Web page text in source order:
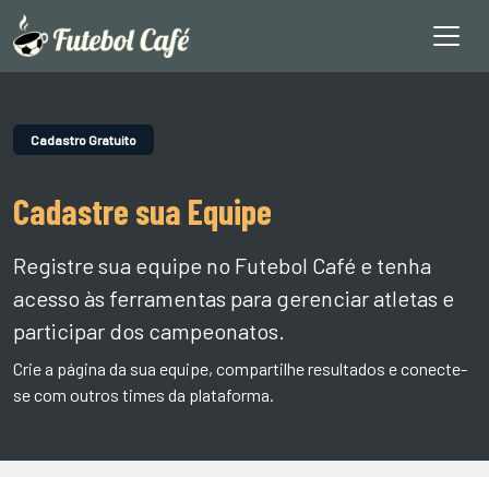
Cadastro Gratuito
Cadastre sua Equipe
Registre sua equipe no Futebol Café e tenha
acesso às ferramentas para gerenciar atletas e
participar dos campeonatos.
Crie a página da sua equipe, compartilhe resultados e conecte-
se com outros times da plataforma.